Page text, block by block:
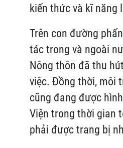
kiến thức và kĩ
Trên con đường
tác trong và ngoài
Nông thôn đã thu
việc. Đồng thời, môi
cũng đang được
Viện trong thời gian
phải được trang bị